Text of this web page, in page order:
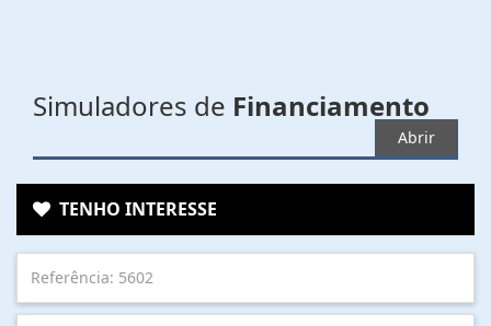
Simuladores de Financiamento
Abrir
TENHO INTERESSE